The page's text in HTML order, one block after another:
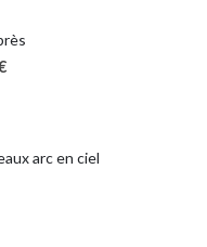
arc en ciel